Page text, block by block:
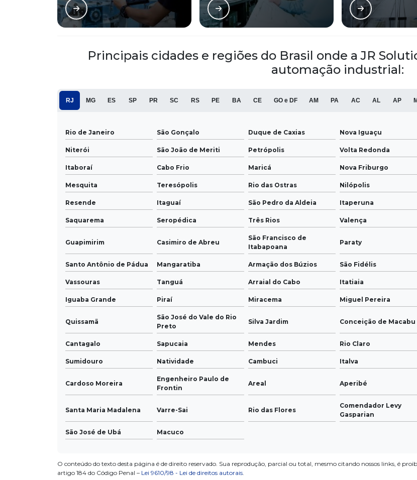
Principais cidades e regiões do Brasil onde a JR
automação industrial:
RJ MG ES SP PR SC RS PE BA CE GO e DF AM PA AC AL AP
Rio de Janeiro São Gonçalo Duque de Caxias Nova Iguaçu
Niterói São João de Meriti Petrópolis Volta Redonda
Itaboraí Cabo Frio Maricá Nova Friburgo
Mesquita Teresópolis Rio das Ostras Nilópolis
Resende Itaguaí São Pedro da Aldeia Itaperuna
Saquarema Seropédica Três Rios Valença
Guapimirim Casimiro de Abreu
São Francisco de
Itabapoana
Paraty
Santo Antônio de Pádua Mangaratiba Armação dos Búzios São Fidélis
Vassouras Tanguá Arraial do Cabo Itatiaia
Iguaba Grande Piraí Miracema Miguel Pereira
Quissamã
São José do Vale do Rio
Preto
Silva Jardim Conceição de Macabu
Cantagalo Sapucaia Mendes Rio Claro
Sumidouro Natividade Cambuci Italva
Cardoso Moreira
Engenheiro Paulo de
Frontin
Areal Aperibé
Santa Maria Madalena Varre-Sai Rio das Flores
Comendador Levy
Gasparian
São José de Ubá Macuco
O conteúdo do texto desta página é de direito reservado. Sua reprodução, parcial ou total, mesmo citando nossos links, é
artigo 184 do Código Penal – Lei 9610/98 - Lei de direitos autorais.